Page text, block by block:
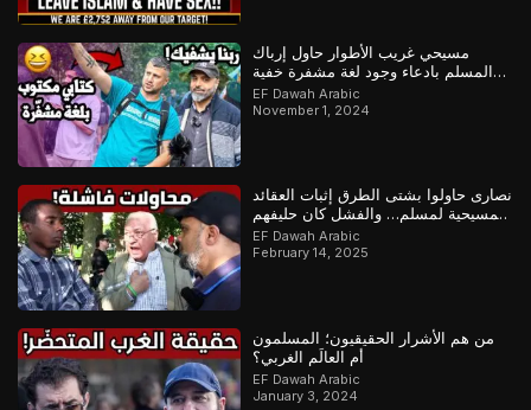
مسيحي غريب الأطوار حاول إرباك
المسلم بادعاء وجود لغة مشفرة خفية
لإثبات كتابه لكن كشف المسلم خداعه
EF Dawah Arabic
November 1, 2024
نصارى حاولوا بشتى الطرق إثبات العقائد
المسيحية لمسلم… والفشل كان حليفهم
EF Dawah Arabic
February 14, 2025
من هم الأشرار الحقيقيون؛ المسلمون
أم العالَم الغربي؟
EF Dawah Arabic
January 3, 2024